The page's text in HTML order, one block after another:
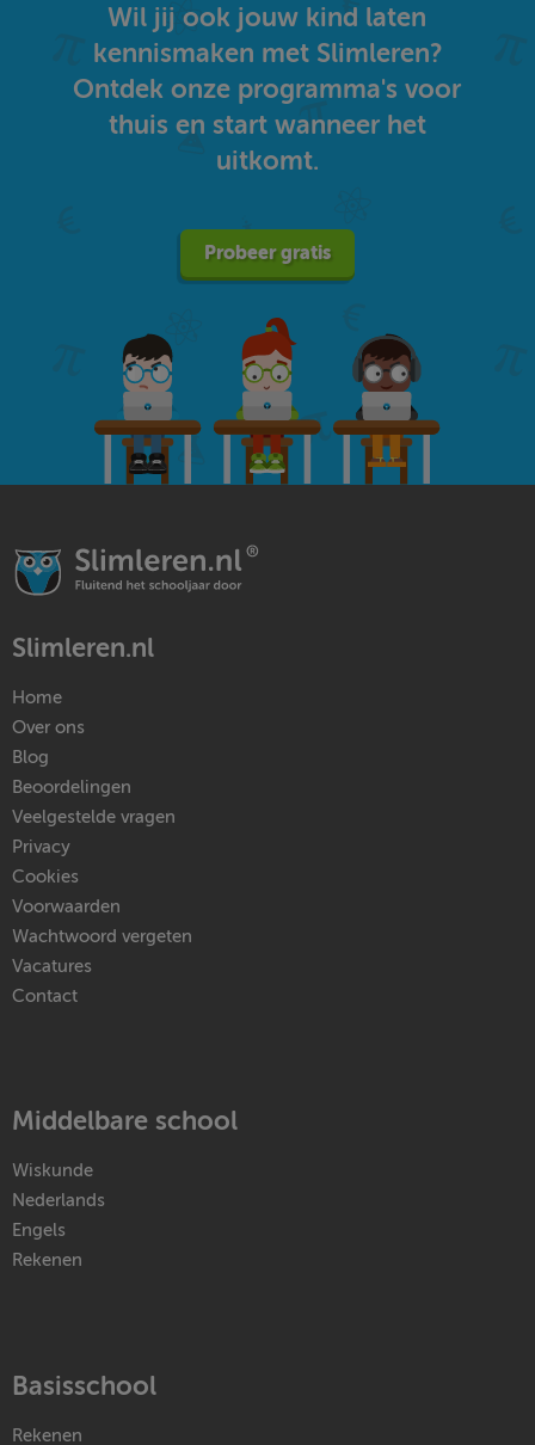
Wil jij ook jouw kind laten
kennismaken met Slimleren?
Ontdek onze programma's voor
thuis en start wanneer het
uitkomt.
Probeer gratis
Slimleren.nl
Home
Over ons
Blog
Beoordelingen
Veelgestelde vragen
Privacy
Cookies
Voorwaarden
Wachtwoord vergeten
Vacatures
Contact
Middelbare school
Wiskunde
Nederlands
Engels
Rekenen
Basisschool
Rekenen